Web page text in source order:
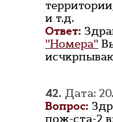
и т.д.
Ответ:
"Номера"
42. Дата:
Вопрос:
пож-ста-2